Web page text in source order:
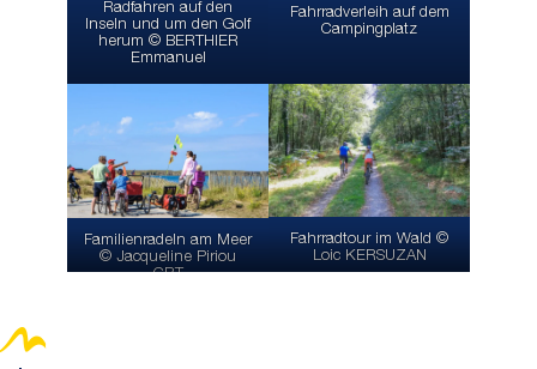
Radfahren auf den
Inseln und um den Golf
herum © BERTHIER
Emmanuel
Fahrradverleih auf dem
Campingplatz
Familienradeln am Meer
© Jacqueline Piriou
CRT
Fahrradtour im Wald ©
Loic KERSUZAN